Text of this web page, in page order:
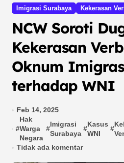
Imigrasi Surabaya Kekerasan
NCW Soroti
Kekerasan
Oknum
terhadap WNI
Feb 14, 2025
#
Hak
Warga
Negara
#
Imigrasi
Surabaya
#
Kasus
WNI
#
Tidak ada komentar